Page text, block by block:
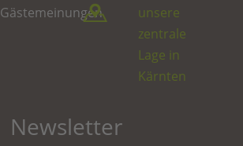
Gästemeinungen
unsere
zentrale
Lage in
Kärnten
Newsletter